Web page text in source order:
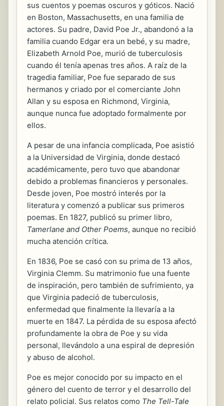
sus cuentos y poemas oscuros y góticos. Nació
en Boston, Massachusetts, en una familia de
actores. Su padre, David Poe Jr., abandonó a la
familia cuando Edgar era un bebé, y su madre,
Elizabeth Arnold Poe, murió de tuberculosis
cuando él tenía apenas tres años. A raíz de la
tragedia familiar, Poe fue separado de sus
hermanos y criado por el comerciante John
Allan y su esposa en Richmond, Virginia,
aunque nunca fue adoptado formalmente por
ellos.
A pesar de una infancia complicada, Poe asistió
a la Universidad de Virginia, donde destacó
académicamente, pero tuvo que abandonar
debido a problemas financieros y personales.
Desde joven, Poe mostró interés por la
literatura y comenzó a publicar sus primeros
poemas. En 1827, publicó su primer libro,
Tamerlane and Other Poems, aunque no recibió
mucha atención crítica.
En 1836, Poe se casó con su prima de 13 años,
Virginia Clemm. Su matrimonio fue una fuente
de inspiración, pero también de sufrimiento, ya
que Virginia padeció de tuberculosis,
enfermedad que finalmente la llevaría a la
muerte en 1847. La pérdida de su esposa afectó
profundamente la obra de Poe y su vida
personal, llevándolo a una espiral de depresión
y abuso de alcohol.
Poe es mejor conocido por su impacto en el
género del cuento de terror y el desarrollo del
relato policial. Sus relatos como The Tell-Tale